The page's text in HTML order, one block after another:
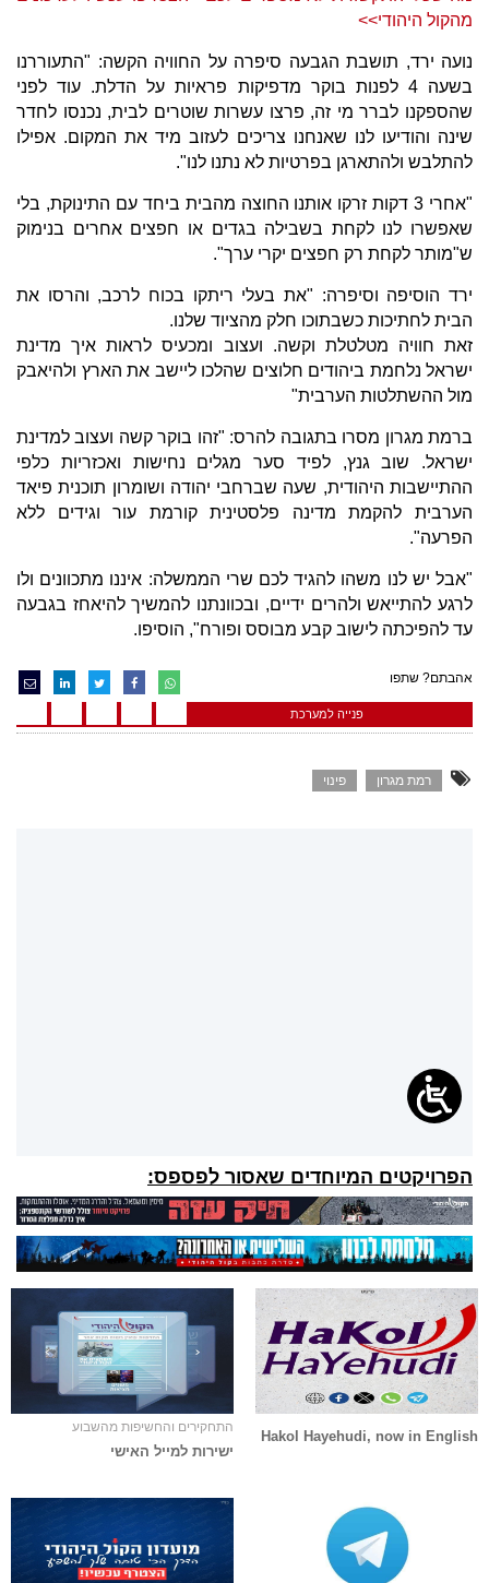
מהקול היהודי>>
נועה ירד, תושבת הגבעה סיפרה על החוויה הקשה: "התעוררנו
בשעה 4 לפנות בוקר מדפיקות פראיות על הדלת. עוד לפני
שהספקנו לברר מי זה, פרצו עשרות שוטרים לבית, נכנסו לחדר
שינה והודיעו לנו שאנחנו צריכים לעזוב מיד את המקום. אפילו
להתלבש ולהתארגן בפרטיות לא נתנו לנו".
"אחרי 3 דקות זרקו אותנו החוצה מהבית ביחד עם התינוקת, בלי
שאפשרו לנו לקחת בשבילה בגדים או חפצים אחרים בנימוק
ש"מותר לקחת רק חפצים יקרי ערך".
ירד הוסיפה וסיפרה: "את בעלי ריתקו בכוח לרכב, והרסו את
הבית לחתיכות כשבתוכו חלק מהציוד שלנו.
זאת חוויה מטלטלת וקשה. ועצוב ומכעיס לראות איך מדינת
ישראל נלחמת ביהודים חלוצים שהלכו ליישב את הארץ ולהיאבק
מול ההשתלטות הערבית"
ברמת מגרון מסרו בתגובה להרס: "זהו בוקר קשה ועצוב למדינת
ישראל. שוב גנץ, לפיד סער מגלים נחישות ואכזריות כלפי
ההתיישבות היהודית, שעה שברחבי יהודה ושומרון תוכנית פיאד
הערבית להקמת מדינה פלסטינית קורמת עור וגידים ללא
הפרעה".
"אבל יש לנו משהו להגיד לכם שרי הממשלה: איננו מתכוונים ולו
לרגע להתייאש ולהרים ידיים, ובכוונתנו להמשיך להיאחז בגבעה
עד להפיכתה לישוב קבע מבוסס ופורח", הוסיפו.
אהבתם? שתפו
פנייה למערכת
רמת מגרון פינוי
הפרויקטים המיוחדים שאסור לפספס:
Hakol Hayehudi, now in English
התחקירים והחשיפות מהשבוע
ישירות למייל האישי